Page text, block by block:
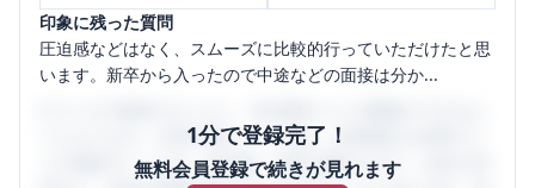
印象に残った質問
圧迫感などはなく、スムーズに比較的行っていただけたと思
います。新卒から入ったので中途などの面接は分か...
1分で登録完了！
無料会員登録で続きが見れます
うになります。SHEHUB(シーハブ)は、女性限定の企業口コ
ミの投稿サイトです。給与面・女性の働きやすさ・会社の評